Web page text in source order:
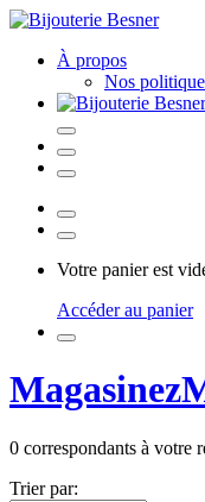
À propos
Nos
Votre panier est
Accéder au panier
Magasinez
0 correspondants à votre
Trier par: